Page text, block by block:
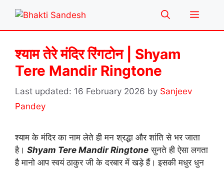
content
Menu
श्याम तेरे मंदिर रिंगटोन | Shyam
Tere Mandir Ringtone
16 February 2026 by Sanjeev
Pandey
श्याम के मंदिर का नाम लेते ही मन श्रद्धा और शांति से भर जाता
है। Shyam Tere Mandir Ringtone सुनते ही ऐसा लगता
है मानो आप स्वयं ठाकुर जी के दरबार में खड़े हैं। इसकी मधुर धुन